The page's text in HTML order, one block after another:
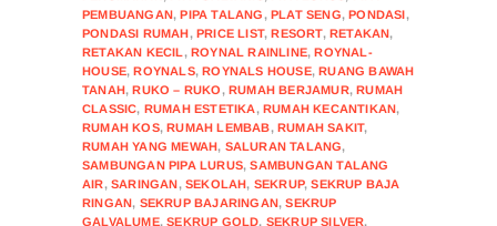
PEMBUANGAN,PIPA TALANG ,PLAT SENG,PONDASI,
PONDASI RUMAH,PRICE LIST,RESORT,RETAKAN,
RETAKAN KECIL ,ROYNAL RAINLINE,ROYNAL-
HOUSE,ROYNALS,ROYNALS HOUSE,RUANG BAWAH
TANAH,RUKO – RUKO ,RUMAH BERJAMUR,RUMAH
CLASSIC, RUMAH ESTETIKA,RUMAH KECANTIKAN,
RUMAH KOS,RUMAH LEMBAB,RUMAH SAKIT,
RUMAH YANG MEWAH, SALURAN TALANG,
SAMBUNGAN PIPA LURUS,SAMBUNGAN TALANG
AIR,SARINGAN,SEKOLAH, SEKRUP,SEKRUP BAJA
RINGAN, SEKRUP BAJARINGAN,SEKRUP
GALVALUME,SEKRUP GOLD, SEKRUP SILVER,